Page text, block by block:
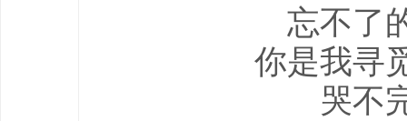
忘不了
你是我寻
哭不